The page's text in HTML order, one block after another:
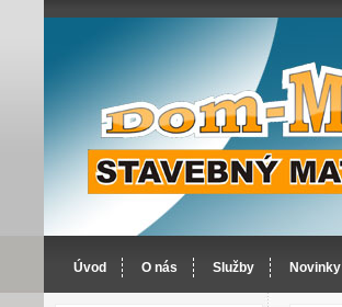
Úvod O nás Služby Novinky